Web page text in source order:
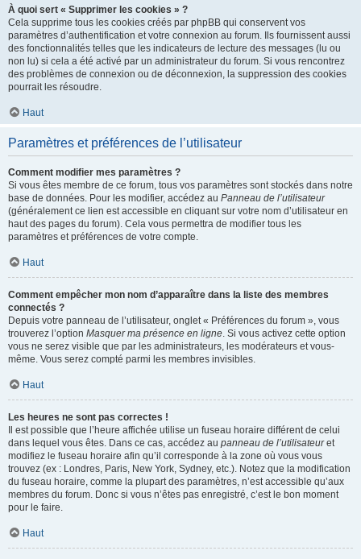
À quoi sert « Supprimer les cookies » ?
Cela supprime tous les cookies créés par phpBB qui conservent vos
paramètres d’authentification et votre connexion au forum. Ils fournissent aussi
des fonctionnalités telles que les indicateurs de lecture des messages (lu ou
non lu) si cela a été activé par un administrateur du forum. Si vous rencontrez
des problèmes de connexion ou de déconnexion, la suppression des cookies
pourrait les résoudre.
Haut
Paramètres et préférences de l’utilisateur
Comment modifier mes paramètres ?
Si vous êtes membre de ce forum, tous vos paramètres sont stockés dans notre
base de données. Pour les modifier, accédez au Panneau de l’utilisateur
(généralement ce lien est accessible en cliquant sur votre nom d’utilisateur en
haut des pages du forum). Cela vous permettra de modifier tous les
paramètres et préférences de votre compte.
Haut
Comment empêcher mon nom d’apparaître dans la liste des membres
connectés ?
Depuis votre panneau de l’utilisateur, onglet « Préférences du forum », vous
trouverez l’option Masquer ma présence en ligne. Si vous activez cette option
vous ne serez visible que par les administrateurs, les modérateurs et vous-
même. Vous serez compté parmi les membres invisibles.
Haut
Les heures ne sont pas correctes !
Il est possible que l’heure affichée utilise un fuseau horaire différent de celui
dans lequel vous êtes. Dans ce cas, accédez au panneau de l’utilisateuret
modifiez le fuseau horaire afin qu’il corresponde à la zone où vous vous
trouvez (ex : Londres, Paris, New York, Sydney, etc.). Notez que la modification
du fuseau horaire, comme la plupart des paramètres, n’est accessible qu’aux
membres du forum. Donc si vous n’êtes pas enregistré, c’est le bon moment
pour le faire.
Haut